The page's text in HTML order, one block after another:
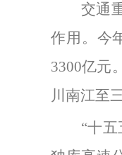
交通
作用。今
3300亿元
川南江至
“十